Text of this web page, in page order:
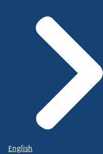
English